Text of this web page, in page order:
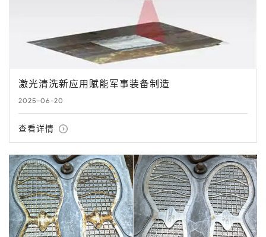
激光清洗新应用赋能军事装备制造
2025-06-20
查看详情